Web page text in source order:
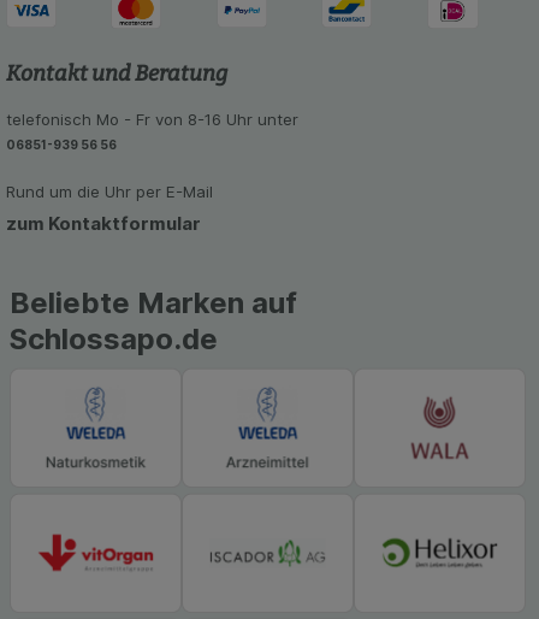
unsere Website weiter für Sie optimieren können,
Werbung auf Drittseiten möglichst relevant für Sie
zu gestalten. Bitte beachten Sie, dass Daten
hierfür teilweise an Dritte wie z.B. Google oder
soziale Medien übertragen werden.
Kontakt und Beratung
telefonisch Mo - Fr von 8-16 Uhr unter
06851-939 56 56
Rund um die Uhr per E-Mail
zum Kontaktformular
Beliebte Marken auf
Schlossapo.de